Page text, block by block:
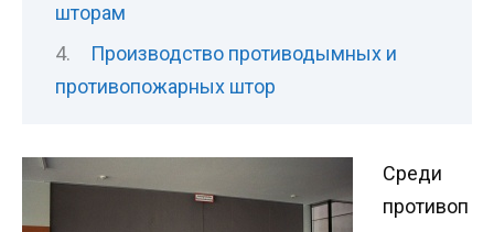
шторам
Производство противодымных и
противопожарных штор
Среди
противоп